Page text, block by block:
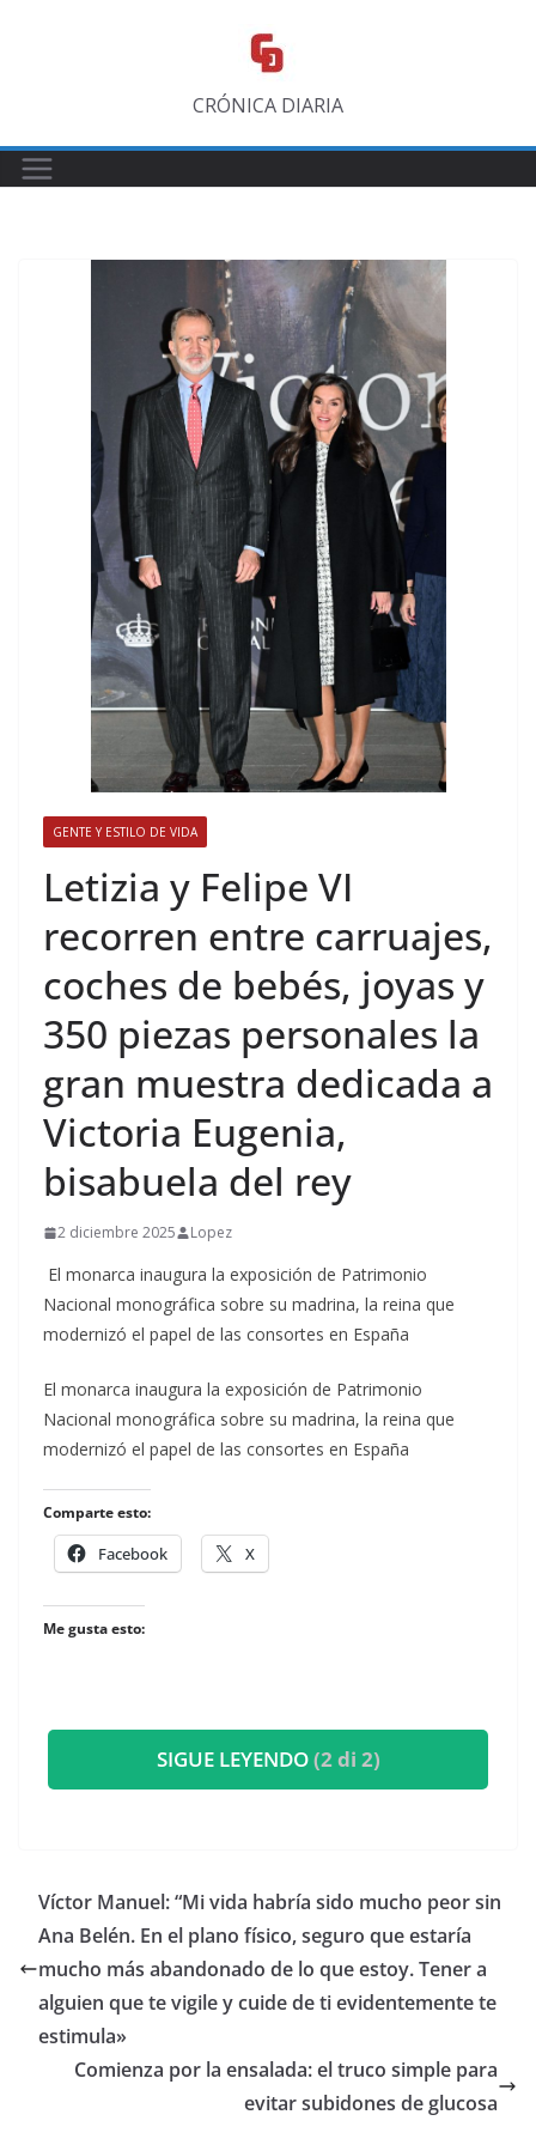
CRÓNICA DIARIA
GENTE Y ESTILO DE VIDA
​Letizia y Felipe VI
recorren entre carruajes,
coches de bebés, joyas y
350 piezas personales la
gran muestra dedicada a
Victoria Eugenia,
bisabuela del rey
2 diciembre 2025 Lopez
El monarca inaugura la exposición de Patrimonio
Nacional monográfica sobre su madrina, la reina que
modernizó el papel de las consortes en España
​El monarca inaugura la exposición de Patrimonio
Nacional monográfica sobre su madrina, la reina que
modernizó el papel de las consortes en España
Comparte esto:
Facebook X
Me gusta esto:
SIGUE LEYENDO(2 di 2)
​Víctor Manuel: “Mi vida habría sido mucho peor sin
Ana Belén. En el plano físico, seguro que estaría
mucho más abandonado de lo que estoy. Tener a
alguien que te vigile y cuide de ti evidentemente te
estimula»
Comienza por la ensalada: el truco simple para
evitar subidones de glucosa